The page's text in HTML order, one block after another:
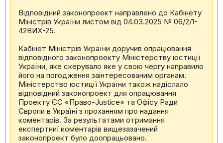
Відповідний законопроект направлено до Кабінету
Міністрів України листом від 04.03.2025 № 06/2/1-
42ВИХ-25.
Кабінет Міністрів України доручив опрацювання
відповідного законопроекту Міністерству юстиції
України, яке скерувало яке у свою чергу направило
його на погодження заінтересованим органам.
Міністерство юстиції України також надіслало
відповідний законопроект для опрацювання
Проекту ЄС «Право-Justice» та Офісу Ради
Європи в Україні з проханням про надання
коментарів. За результатами отримання
експертниї коментарів вищезазачений
законопроект було доопрацьовано.